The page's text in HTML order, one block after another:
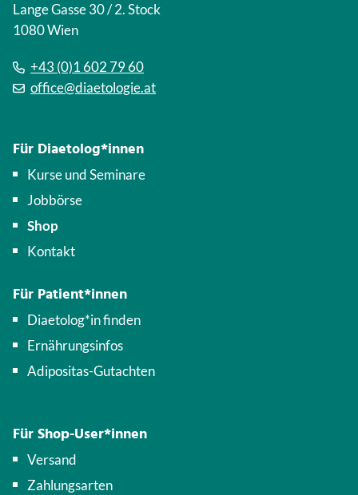
Lange Gasse 30 / 2. Stock
1080 Wien
+43 (0)1 602 79 60
office@diaetologie.at
Für Diaetolog*innen
Kurse und Seminare
Jobbörse
Shop
Kontakt
Für Patient*innen
Diaetolog*in finden
Ernährungsinfos
Adipositas-Gutachten
Für Shop-User*innen
Versand
Zahlungsarten